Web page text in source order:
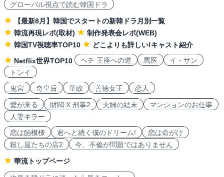
グローバル視点で読む韓国ドラ
【最新8月】韓国でスタートの新韓ドラ月別一覧
韓流再現レポ(取材)
制作発表会レポ(WEB)
韓国TV視聴率TOP10
どこよりも詳しい!キャスト紹介
Netflix世界TOP10
ヘチ 王座への道 馬医
イ・サン
トンイ
鬼宮
奇皇后 華政 善徳女王 恋人
愛が来る 財閥 X 刑事2 夫婦の結末
マンションのお仕事
人妻キラー
恋は飴模様
君へと続く僕のドリーム!
恋は命がけ
殺し屋たちの店2
今、不倫が問題ではありません
華流トップページ